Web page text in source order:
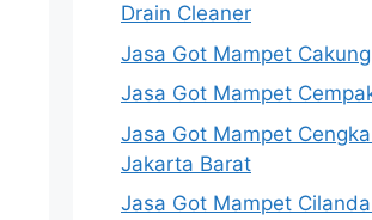
Drain Cleaner
Jasa Got Mampet Cakung
Jasa Got Mampet
Jasa Got Mampet
Jakarta Barat
Jasa Got Mampet